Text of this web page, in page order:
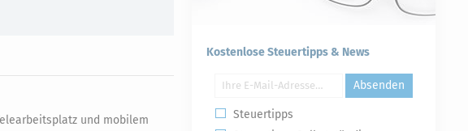
und mobilem
Kostenlose Steuertipps & News
Absenden
Steuertipps